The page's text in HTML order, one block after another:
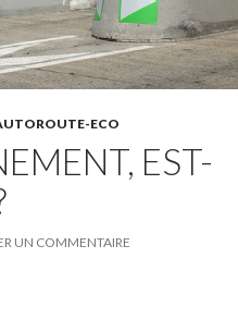
ECO
EST-
UN COMMENTAIRE